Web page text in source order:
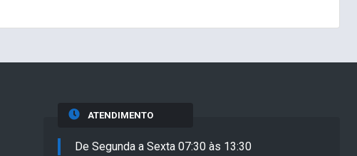
ATENDIMENTO
De Segunda a Sexta 07:30 às 13:30